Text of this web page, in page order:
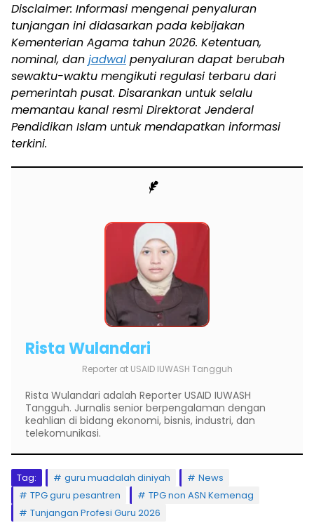
Disclaimer: Informasi mengenai penyaluran
tunjangan ini didasarkan pada kebijakan
Kementerian Agama tahun 2026. Ketentuan,
nominal, dan jadwal penyaluran dapat berubah
sewaktu-waktu mengikuti regulasi terbaru dari
pemerintah pusat. Disarankan untuk selalu
memantau kanal resmi Direktorat Jenderal
Pendidikan Islam untuk mendapatkan informasi
terkini.
Rista Wulandari
Reporter at USAID IUWASH Tangguh
Rista Wulandari adalah Reporter USAID IUWASH
Tangguh. Jurnalis senior berpengalaman dengan
keahlian di bidang ekonomi, bisnis, industri, dan
telekomunikasi.
Tag: guru muadalah diniyah
News
TPG guru pesantren
TPG non ASN Kemenag
Tunjangan Profesi Guru 2026